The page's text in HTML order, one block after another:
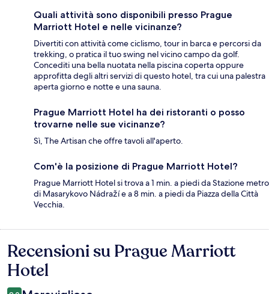
Quali attività sono disponibili presso Prague
Marriott Hotel e nelle vicinanze?
Divertiti con attività come ciclismo, tour in barca e percorsi da
trekking, o pratica il tuo swing nel vicino campo da golf.
Concediti una bella nuotata nella piscina coperta oppure
approfitta degli altri servizi di questo hotel, tra cui una palestra
aperta giorno e notte e una sauna.
Prague Marriott Hotel ha dei ristoranti o posso
trovarne nelle sue vicinanze?
Sì, The Artisan che offre tavoli all'aperto.
Com'è la posizione di Prague Marriott Hotel?
Prague Marriott Hotel si trova a 1 min. a piedi da Stazione metro
di Masarykovo Nádraží e a 8 min. a piedi da Piazza della Città
Vecchia.
Recensioni
Recensioni su Prague Marriott
Hotel